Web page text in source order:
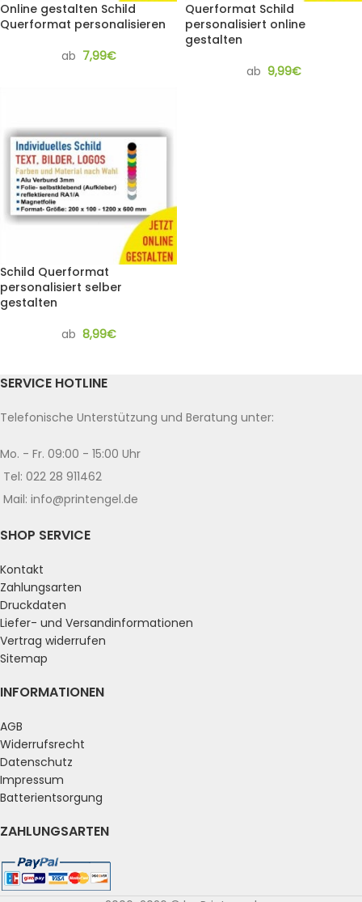
Online gestalten Schild
Querformat personalisieren
ab 7,99€
Querformat Schild
personalisiert online
gestalten
ab 9,99€
Schild Querformat
personalisiert selber
gestalten
ab 8,99€
SERVICE HOTLINE
Telefonische Unterstützung und Beratung unter:
Mo. - Fr. 09:00 - 15:00 Uhr
Tel: 022 28 911462
Mail: info@printengel.de
SHOP SERVICE
Kontakt
Zahlungsarten
Druckdaten
Liefer- und Versandinformationen
Vertrag widerrufen
Sitemap
INFORMATIONEN
AGB
Widerrufsrecht
Datenschutz
Impressum
Batterientsorgung
ZAHLUNGSARTEN